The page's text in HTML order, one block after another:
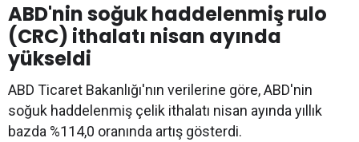
ABD'nin soğuk haddelenmiş rulo
(CRC) ithalatı nisan ayında
yükseldi
ABD Ticaret Bakanlığı'nın verilerine göre, ABD'nin
soğuk haddelenmiş çelik ithalatı nisan ayında yıllık
bazda %114,0 oranında artış gösterdi.